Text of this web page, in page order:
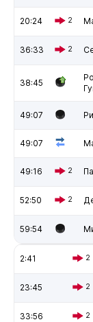
20:24 2
36:33 2
38:45
49:07
49:07
49:16 2
52:50 2
59:54
2:41 2
23:45 2
33:56 2